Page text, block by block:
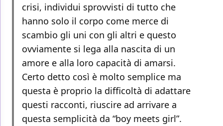
crisi, individui sprovvisti di tutto che
hanno solo il corpo come merce di
scambio gli uni con gli altri e questo
ovviamente si lega alla nascita di un
amore e alla loro capacità di amarsi.
Certo detto così è molto semplice ma
questa è proprio la difficoltà di adattare
questi racconti, riuscire ad arrivare a
questa semplicità da “boy meets girl”.